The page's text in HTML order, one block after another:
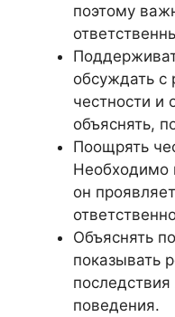
поэтому
обсуждать с
честности и
объяснять,
Поощрять
Необходимо
он
Объяснять
показывать
поведения.